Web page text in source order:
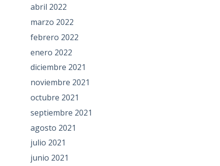
abril 2022
marzo 2022
febrero 2022
enero 2022
diciembre 2021
noviembre 2021
octubre 2021
septiembre 2021
agosto 2021
julio 2021
junio 2021